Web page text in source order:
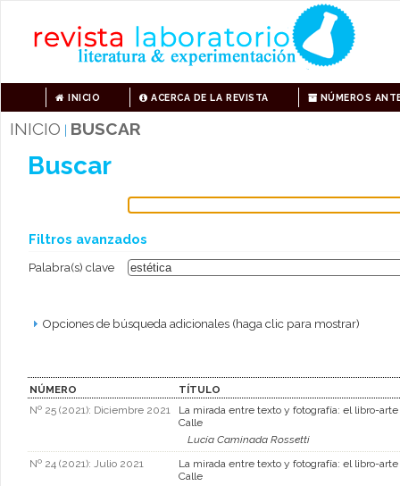
INICIO ACERCA DE LA REVISTA NÚMEROS
INICIO BUSCAR
Buscar
Filtros avanzados
Palabra(s) clave
Opciones de búsqueda adicionales (haga clic para mostrar)
NÚMERO
TÍTULO
Nº 25 (2021): Diciembre 2021
La mirada entre texto y fotografía: el libro-
Calle
Lucía Caminada Rossetti
Nº 24 (2021): Julio 2021
La mirada entre texto y fotografía: el libro-
Calle